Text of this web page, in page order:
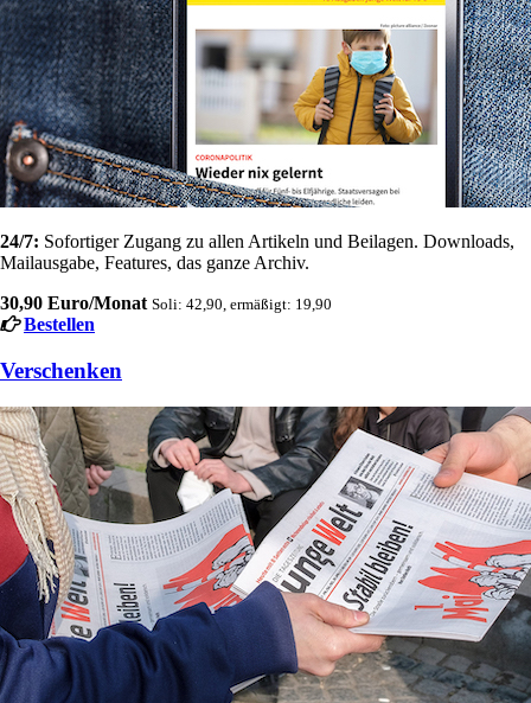
24/7: Sofortiger Zugang zu allen Artikeln und Beilagen. Downloads,
Mailausgabe, Features, das ganze Archiv.
30,90 Euro/Monat Soli: 42,90, ermäßigt: 19,90
Bestellen
Verschenken